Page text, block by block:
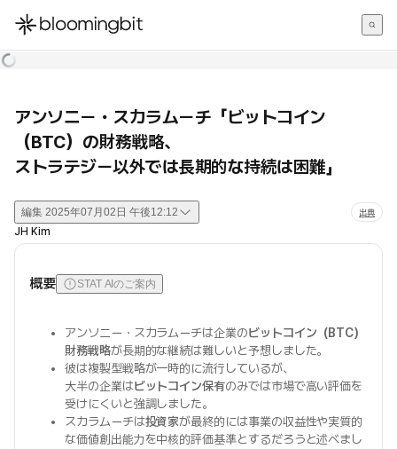
한국어
アンソニー・スカラムーチ「ビットコイン
（BTC）の財務戦略、
ストラテジー以外では長期的な持続は困難」
編集 2025年07月02日 午後12:12 出典
JH Kim
概要 STAT AIのご案内
アンソニー・スカラムーチは企業のビットコイン（BTC）
財務戦略が長期的な継続は難しいと予想しました。
彼は複製型戦略が一時的に流行しているが、
大半の企業はビットコイン保有のみでは市場で高い評価を
受けにくいと強調しました。
スカラムーチは投資家が最終的には事業の収益性や実質的
な価値創出能力を中核的評価基準とするだろうと述べまし